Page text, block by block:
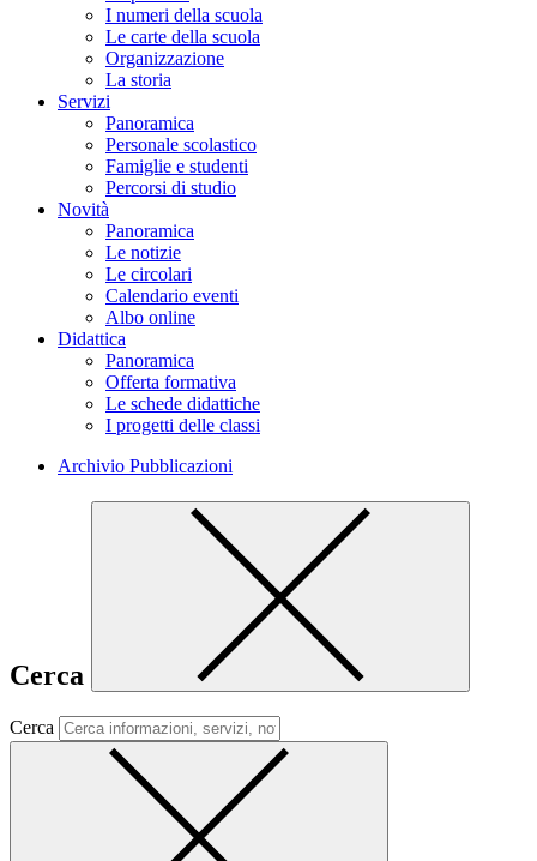
I numeri della scuola
Le carte della scuola
Organizzazione
La storia
Servizi
Panoramica
Personale scolastico
Famiglie e studenti
Percorsi di studio
Novità
Panoramica
Le notizie
Le circolari
Calendario eventi
Albo online
Didattica
Panoramica
Offerta formativa
Le schede didattiche
I progetti delle classi
Archivio Pubblicazioni
Cerca
Cerca